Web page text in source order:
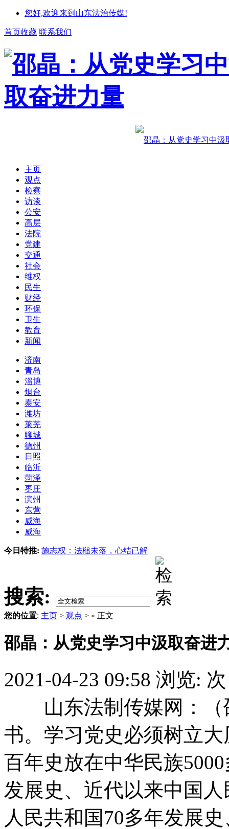
您好,欢迎来到山东法治传媒!
首页收藏 联系我们
主页
观点
检察
访谈
公安
高层
法院
党建
交通
社会
维权
民生
财经
环保
卫生
教育
新闻
济南
青岛
淄博
烟台
泰安
潍坊
莱芜
聊城
德州
日照
临沂
菏泽
枣庄
滨州
东营
威海
威海
今日特推: 施志权：法槌未落，心结已解
搜索:
您的位置: 主页 > 观点 > » 正文
邵晶：从党史学习中汲取奋进
2021-04-23 09:58 浏览: 次
山东法制传媒网：（
书。学习党史必须树立
百年史放在中华民族
发展史、近代以来中国
人民共和国70多年发展